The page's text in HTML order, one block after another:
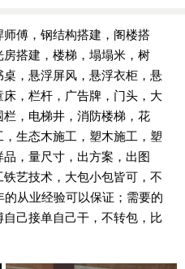
傅，钢结构搭建，阁楼搭
搭建，楼梯，塌塌米，树
，悬浮屏风，悬浮衣柜，悬
，栏杆，广告牌，门头，大
，电梯井，消防楼梯，花
生态木施工，塑木施工，塑
，量尺寸，出方案，出图
艺技术，大包小包皆可，不
从业经验可以保证；需要的
己接单自己干，不转包，比